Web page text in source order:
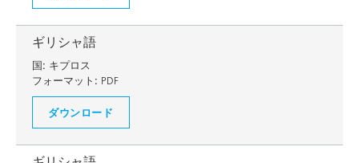
ギリシャ語
国: キプロス
フォーマット: PDF
ダウンロード